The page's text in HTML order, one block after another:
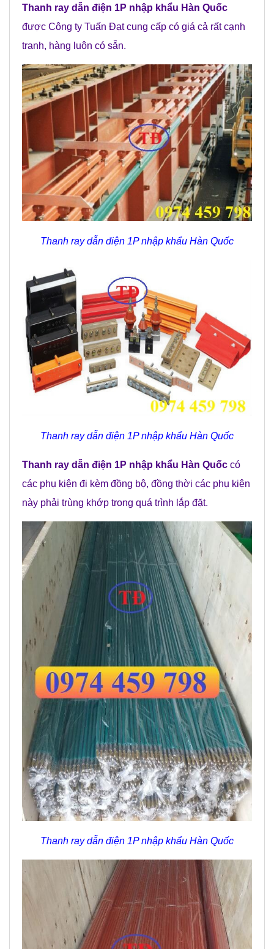
Thanh ray dẫn điện 1P nhập khẩu Hàn Quốc
được Công ty Tuấn Đạt cung cấp có giá cả rất cạnh
tranh, hàng luôn có sẵn.
Thanh ray dẫn điện 1P nhập khẩu Hàn Quốc
Thanh ray dẫn điện 1P nhập khẩu Hàn Quốc
Thanh ray dẫn điện 1P nhập khẩu Hàn Quốc có
các phụ kiện đi kèm đồng bộ, đồng thời các phụ kiện
này phải trùng khớp trong quá trình lắp đặt.
Thanh ray dẫn điện 1P nhập khẩu Hàn Quốc